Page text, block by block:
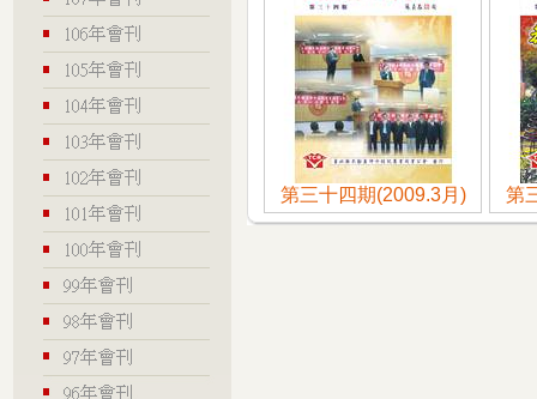
第三十四期(2009.3月) 第